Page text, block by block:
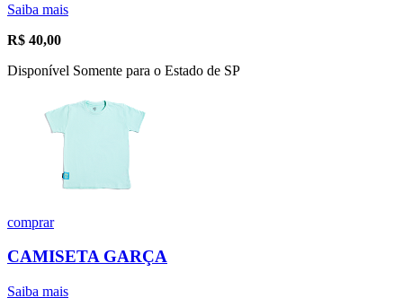
Saiba mais
R$ 40,00
Disponível Somente para o Estado de SP
comprar
CAMISETA GARÇA
Saiba mais